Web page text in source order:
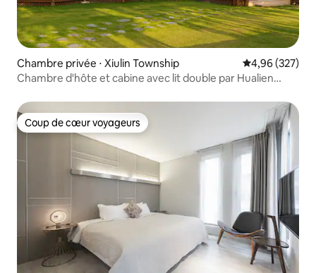
Chambre privée ⋅ Xiulin Township Évaluation
4,96 (327)
Chambre d'hôte et cabine avec lit double par Hualien
Coup de cœur voyageurs
Coup de cœur voyageurs